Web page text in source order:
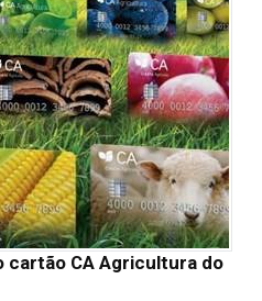
cartão CA Agricultura do